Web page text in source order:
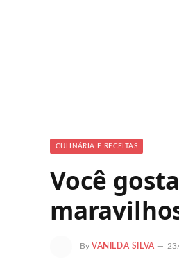
CULINÁRIA E RECEITAS
Você
By VANILDA SILVA